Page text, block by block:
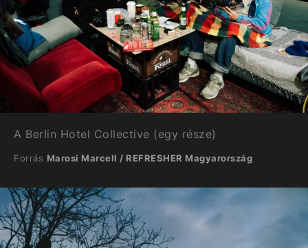
A Berlin Hotel Collective (egy része)
Forrás Marosi Marcell / REFRESHER Magyarország